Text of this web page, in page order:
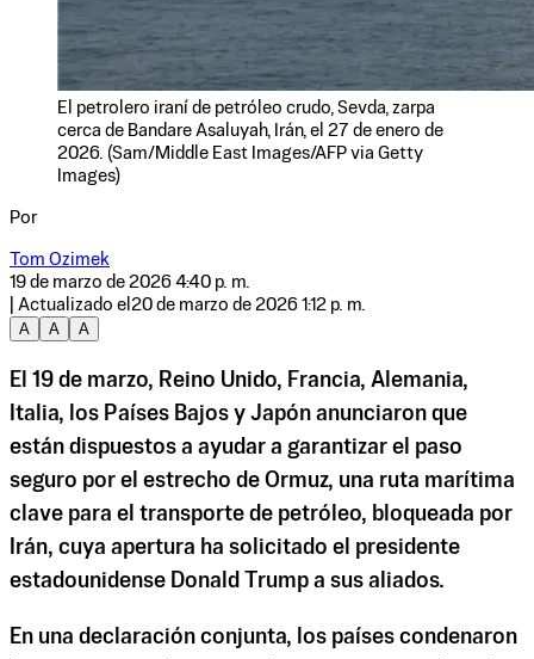
El petrolero iraní de petróleo crudo, Sevda, zarpa
cerca de Bandare Asaluyah, Irán, el 27 de enero de
2026. (Sam/Middle East Images/AFP via Getty
Images)
Por
Tom Ozimek
19 de marzo de 2026 4:40 p. m.
| Actualizado el 20 de marzo de 2026 1:12 p. m.
A
A A
El 19 de marzo, Reino Unido, Francia, Alemania,
Italia, los Países Bajos y Japón anunciaron que
están dispuestos a ayudar a garantizar el paso
seguro por el estrecho de Ormuz, una ruta marítima
clave para el transporte de petróleo, bloqueada por
Irán, cuya apertura ha solicitado el presidente
estadounidense Donald Trump a sus aliados.
En una declaración conjunta, los países condenaron